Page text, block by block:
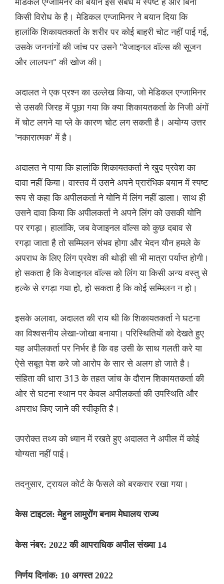
किसी विरोध के है। मेडिकल एग्जामिनर ने बयान दिया कि
हालांकि शिकायतकर्ता के शरीर पर कोई बाहरी चोट नहीं पाई गई,
उसके जननांगों की जांच पर उसने "वेजाइनल वॉल्स की सूजन
और लालपन" की खोज की।
अदालत ने एक प्रश्न का उल्लेख किया, जो मेडिकल एग्जामिनर
से उसकी जिरह में पूछा गया कि क्या शिकायतकर्ता के निजी अंगों
में चोट लगने या प्ले के कारण चोट लग सकती है। अयोग्य उत्तर
'नकारात्मक' में है।
अदालत ने पाया कि हालांकि शिकायतकर्ता ने खुद प्रवेश का
दावा नहीं किया। वास्तव में उसने अपने प्रारंभिक बयान में स्पष्ट
रूप से कहा कि अपीलकर्ता ने योनि में लिंग नहीं डाला। साथ ही
उसने दावा किया कि अपीलकर्ता ने अपने लिंग को उसकी योनि
पर रगड़ा। हालांकि, जब वेजाइनल वॉल्स को कुछ दबाव से
रगड़ा जाता है तो सम्मिलन संभव होगा और भेदन यौन हमले के
अपराध के लिए लिंग प्रवेश की थोड़ी सी भी मात्रा पर्याप्त होगी।
हो सकता है कि वेजाइनल वॉल्स को लिंग या किसी अन्य वस्तु से
हल्के से रगड़ा गया हो, हो सकता है कि कोई सम्मिलन न हो।
इसके अलावा, अदालत की राय थी कि शिकायतकर्ता ने घटना
का विश्वसनीय लेखा-जोखा बनाया। परिस्थितियों को देखते हुए
यह अपीलकर्ता पर निर्भर है कि वह उसी के साथ गलती करे या
ऐसे सबूत पेश करे जो आरोप के सार से अलग हो जाते है।
संहिता की धारा 313 के तहत जांच के दौरान शिकायतकर्ता की
ओर से घटना स्थान पर केवल अपीलकर्ता की उपस्थिति और
अपराध किए जाने की स्वीकृति है।
उपरोक्त तथ्य को ध्यान में रखते हुए अदालत ने अपील में कोई
योग्यता नहीं पाई।
तदनुसार, ट्रायल कोर्ट के फैसले को बरकरार रखा गया।
केस टाइटल: मेहुन लामुरोंग बनाम मेघालय राज्य
केस नंबर: 2022 की आपराधिक अपील संख्या 14
निर्णय दिनांक: 10 अगस्त 2022